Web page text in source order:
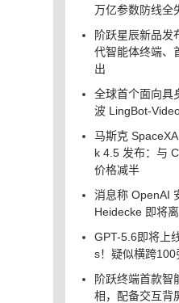
万亿参数防线全
阶跃星辰新品发
代智能体终端、
出
全球首个面向具
波 LingBot-
马斯克
k 4.5 发布：与
价格减半
消息称 OpenAI
Heidecke 即将
GPT-5.6即将上
s！疑似横跨100
阶跃终端首款智
相，配备交互背